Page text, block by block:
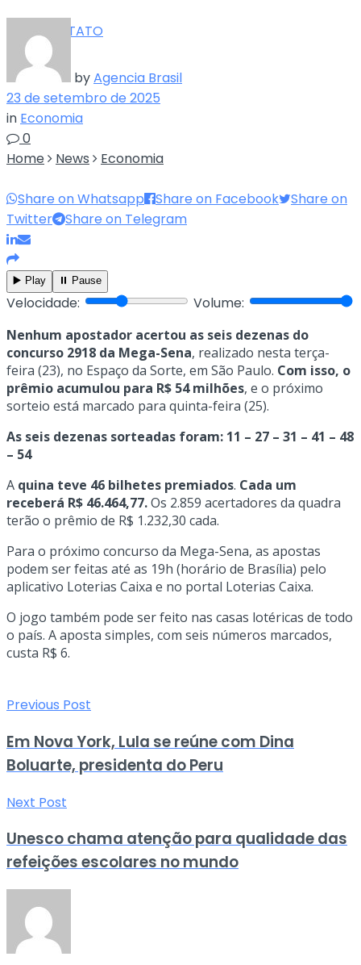
CONTATO
byAgencia Brasil
23 de setembro de 2025
in Economia
0
Home
News Economia
Share on Whatsapp Share on Facebook
Share on
Twitter
Share on Telegram
▶️ Play ⏸️ Pause
Velocidade: Volume:
Nenhum apostador acertou as seis dezenas do
concurso 2918 da Mega-Sena, realizado nesta terça-
feira (23), no Espaço da Sorte, em São Paulo. Com isso, o
prêmio acumulou para R$ 54 milhões, e o próximo
sorteio está marcado para quinta-feira (25).
As seis dezenas sorteadas foram: 11 – 27 – 31 – 41 – 48
– 54
A quina teve 46 bilhetes premiados. Cada um
receberá R$ 46.464,77.Os 2.859 acertadores da quadra
terão o prêmio de R$ 1.232,30 cada.
Para o próximo concurso da Mega-Sena, as apostas
podem ser feitas até as 19h (horário de Brasília) pelo
aplicativo Loterias Caixa e no portal Loterias Caixa.
O jogo também pode ser feito nas casas lotéricas de todo
o país. A aposta simples, com seis números marcados,
custa R$ 6.
Previous Post
Em Nova York, Lula se reúne com Dina
Boluarte, presidenta do Peru
Next Post
Unesco chama atenção para qualidade das
refeições escolares no mundo